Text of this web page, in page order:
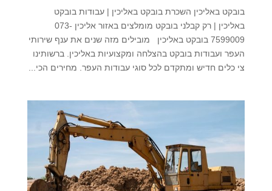
בובקט באליכין השכרת בובקט באליכין | עבודות בובקט
באליכין | רק קבלני בובקט מומלצים באזור אליכין 073-
7599009 בובקט באליכין מובילים מזה שנים את ענף שירותי
העפר ועבודות בובקט בהצלחה ומקצועיות באליכין. ברשותינו
צי כלים חדיש ומתקדם לכל סוגי עבודות העפר. מחירים הכי...